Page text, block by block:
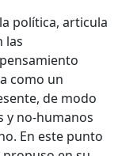
política, articula
las
como un
de modo
y no-humanos
En este punto